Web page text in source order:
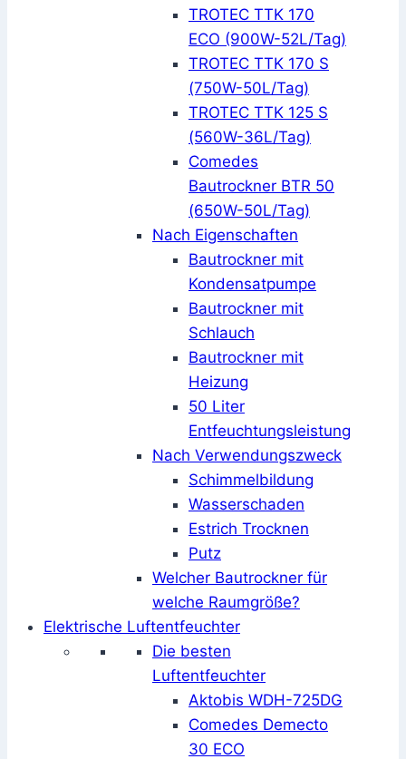
TROTEC TTK 170
ECO (900W-52L/Tag)
TROTEC TTK 170 S
(750W-50L/Tag)
TROTEC TTK 125 S
(560W-36L/Tag)
Comedes
Bautrockner BTR 50
(650W-50L/Tag)
Nach Eigenschaften
Bautrockner mit
Kondensatpumpe
Bautrockner mit
Schlauch
Bautrockner mit
Heizung
50 Liter
Entfeuchtungsleistung
Nach Verwendungszweck
Schimmelbildung
Wasserschaden
Estrich Trocknen
Putz
Welcher Bautrockner für
welche Raumgröße?
Elektrische Luftentfeuchter
Die besten
Luftentfeuchter
Aktobis WDH-725DG
Comedes Demecto
30 ECO